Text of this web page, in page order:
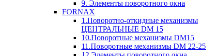
9. Элементы поворотного окна
FORNAX
1.Поворотно-откидные механизмы
ЦЕНТРАЛЬНЫЕ DM 15
10.Поворотные механизмы DM15
11.Поворотные механизмы DM 22-25